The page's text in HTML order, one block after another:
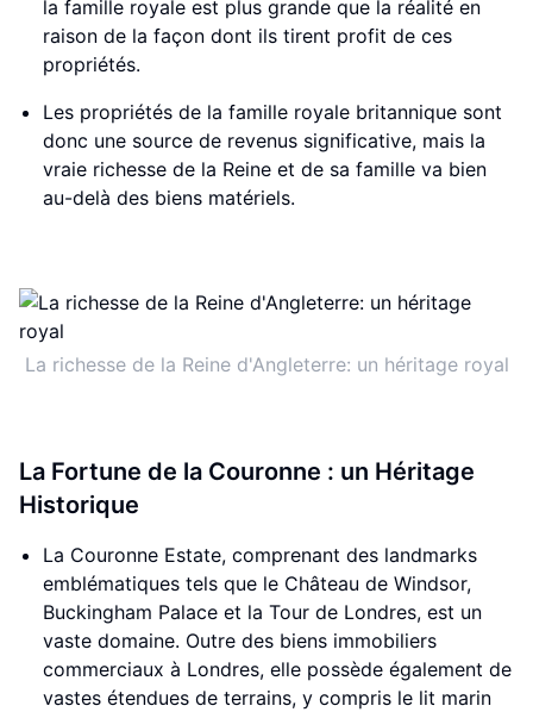
la famille royale est plus grande que la réalité en
raison de la façon dont ils tirent profit de ces
propriétés.
Les propriétés de la famille royale britannique sont
donc une source de revenus significative, mais la
vraie richesse de la Reine et de sa famille va bien
au-delà des biens matériels.
La richesse de la Reine d'Angleterre: un héritage royal
La Fortune de la Couronne : un Héritage
Historique
La Couronne Estate, comprenant des landmarks
emblématiques tels que le Château de Windsor,
Buckingham Palace et la Tour de Londres, est un
vaste domaine. Outre des biens immobiliers
commerciaux à Londres, elle possède également de
vastes étendues de terrains, y compris le lit marin